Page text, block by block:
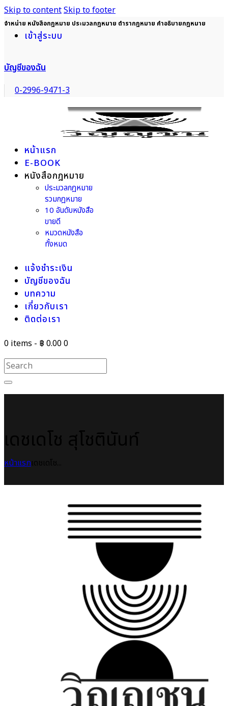
Skip to contentSkip to footer
จำหน่าย หนังสือกฎหมาย ประมวลกฎหมาย ตำรากฎหมาย คำอธิบายกฎหมาย
เข้าสู่ระบบ
บัญชีของฉัน
0-2996-9471-3
หน้าแรก
E-BOOK
หนังสือกฎหมาย
ประมวลกฎหมาย
รวมกฎหมาย
10 อันดับหนังสือ
ขายดี
หมวดหนังสือ
ทั้งหมด
แจ้งชำระเงิน
บัญชีของฉัน
บทความ
เกี่ยวกับเรา
ติดต่อเรา
0 items - ฿ 0.000
หน้าแรก